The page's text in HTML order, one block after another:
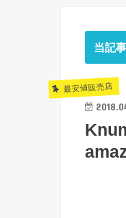
当記
最安値販売店